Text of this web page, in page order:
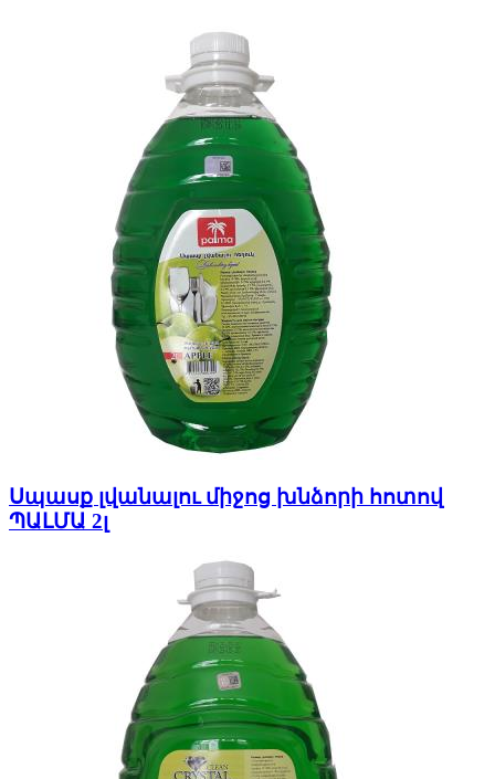
Սպասք լվանալու միջոց խնձորի հոտով
ՊԱԼՄԱ 2լ